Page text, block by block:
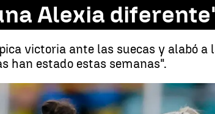
Alexia
victoria ante las suecas y alabó
han estado estas semanas".